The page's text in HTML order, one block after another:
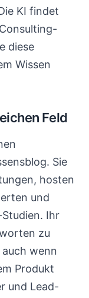
KI findet
diese
Wissen
Feld
Sie
hosten
und
Ihr
zu
wenn
Produkt
und Lead-